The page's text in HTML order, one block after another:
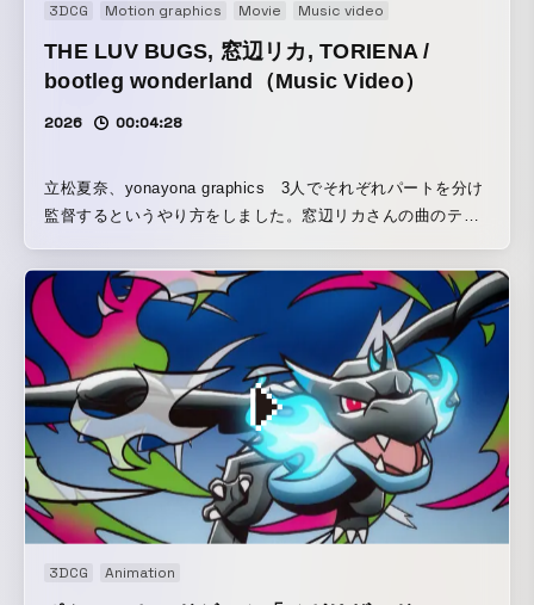
3DCG Motion graphics Movie Music video
THE LUV BUGS, 窓辺リカ, TORIENA /
bootleg wonderland（Music Video）
2026 00:04:28
立松夏奈、yonayona graphics 3人でそれぞれパートを分け
監督するというやり方をしました。窓辺リカさんの曲のテー
ースと捉え舞台にしています。またeffectでは出せないノイ
ジー感をVX-1000というまさに深層webや裏サイトが盛り上
がった2000年初頭のカメラ、DVテープという解像度の低いデ
ジタルテープを使い当時のインターネットにあふれていた解
像度の低い映像トーンを実現している。
3DCG Animation